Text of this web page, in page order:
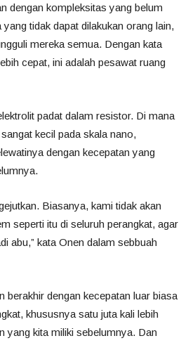
dengan kompleksitas yang belum
tidak dapat dilakukan orang lain,
mereka semua. Dengan kata
cepat, ini adalah pesawat ruang
padat dalam resistor. Di mana
kecil pada skala nano,
dengan kecepatan yang
Biasanya, kami tidak akan
seperti itu di seluruh perangkat, agar
abu,” kata Onen dalam sebbuah
berakhir dengan kecepatan luar biasa
khususnya satu juta kali lebih
yang kita miliki sebelumnya. Dan